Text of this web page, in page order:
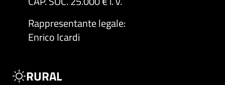
Rappresentante legale:
Enrico Icardi
RURAL